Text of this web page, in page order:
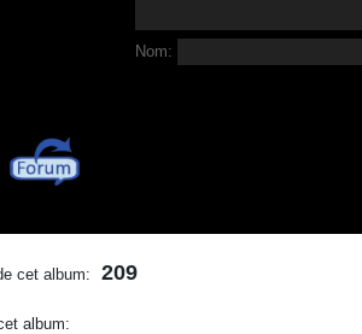
Nom:
cet album: 209
album: